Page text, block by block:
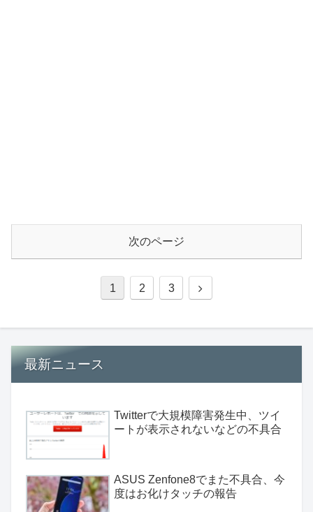
次のページ
1 2 3
最新ニュース
Twitterで大規模障害発生中、ツイ
ートが表示されないなどの不具合
ASUS Zenfone8でまた不具合、今
度はお化けタッチの報告